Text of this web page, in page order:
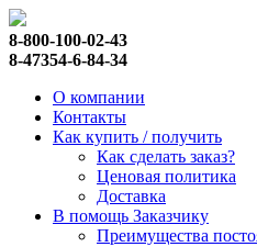
8-800-100-02-43
8-47354-6-84-34
О компании
Контакты
Как купить / получить
Как сделать заказ?
Ценовая политика
Доставка
В помощь Заказчику
Преимущества